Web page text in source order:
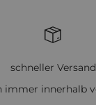
schneller Versand
immer innerhalb